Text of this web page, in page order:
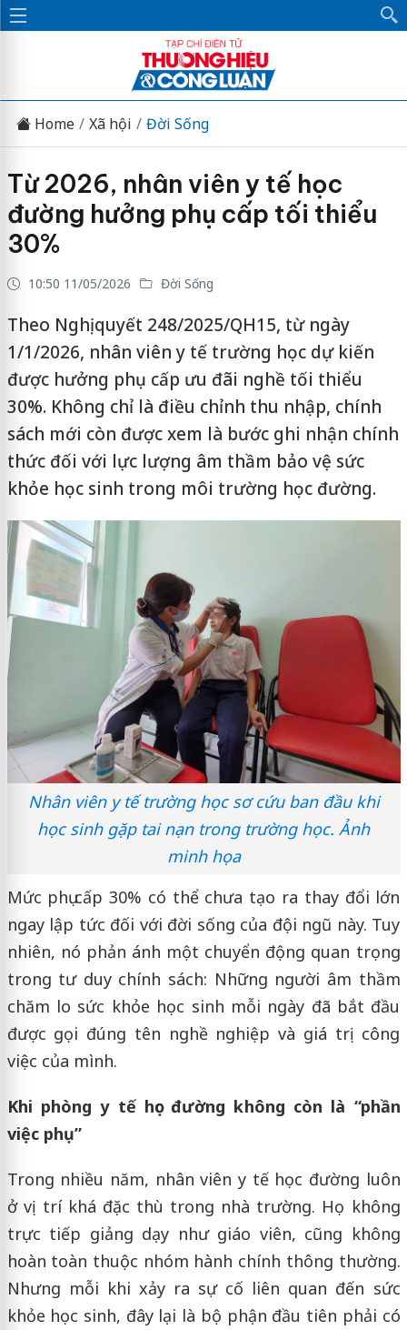
Home Xã hội Đời Sống
Từ 2026, nhân viên y tế học
đường hưởng phụ cấp tối thiểu
30%
10:50 11/05/2026 Đời Sống
Theo Nghị quyết 248/2025/QH15, từ ngày
1/1/2026, nhân viên y tế trường học dự kiến
được hưởng phụ cấp ưu đãi nghề tối thiểu
30%. Không chỉ là điều chỉnh thu nhập, chính
sách mới còn được xem là bước ghi nhận chính
thức đối với lực lượng âm thầm bảo vệ sức
khỏe học sinh trong môi trường học đường.
Nhân viên y tế trường học sơ cứu ban đầu khi
học sinh gặp tai nạn trong trường học. Ảnh
minh họa
Mức phụ cấp 30% có thể chưa tạo ra thay đổi lớn
ngay lập tức đối với đời sống của đội ngũ này. Tuy
nhiên, nó phản ánh một chuyển động quan trọng
trong tư duy chính sách: Những người âm thầm
chăm lo sức khỏe học sinh mỗi ngày đã bắt đầu
được gọi đúng tên nghề nghiệp và giá trị công
việc của mình.
Khi phòng y tế học đường không còn là “phần
việc phụ”
Trong nhiều năm, nhân viên y tế học đường luôn
ở vị trí khá đặc thù trong nhà trường. Họ không
trực tiếp giảng dạy như giáo viên, cũng không
hoàn toàn thuộc nhóm hành chính thông thường.
Nhưng mỗi khi xảy ra sự cố liên quan đến sức
khỏe học sinh, đây lại là bộ phận đầu tiên phải có